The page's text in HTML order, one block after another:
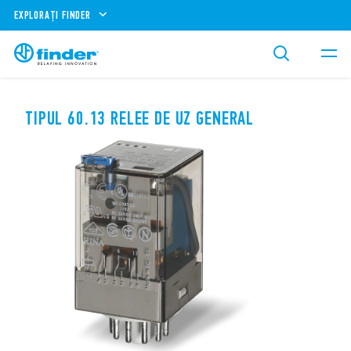
EXPLORAȚI FINDER
TIPUL 60.13 RELEE DE UZ GENERAL